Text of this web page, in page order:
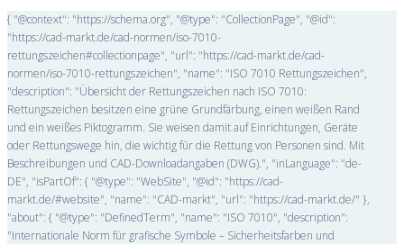
{ "@context": "https://schema.org", "@type": "CollectionPage", "@id":
"https://cad-markt.de/cad-normen/iso-7010-
rettungszeichen#collectionpage", "url": "https://cad-markt.de/cad-
normen/iso-7010-rettungszeichen", "name": "ISO 7010 Rettungszeichen",
"description": "Übersicht der Rettungszeichen nach ISO 7010:
Rettungszeichen besitzen eine grüne Grundfärbung, einen weißen Rand
und ein weißes Piktogramm. Sie weisen damit auf Einrichtungen, Geräte
oder Rettungswege hin, die wichtig für die Rettung von Personen sind. Mit
Beschreibungen und CAD-Downloadangaben (DWG).", "inLanguage": "de-
DE", "isPartOf": { "@type": "WebSite", "@id": "https://cad-
markt.de/#website", "name": "CAD-markt", "url": "https://cad-markt.de/" },
"about": { "@type": "DefinedTerm", "name": "ISO 7010", "description":
"Internationale Norm für grafische Symbole – Sicherheitsfarben und